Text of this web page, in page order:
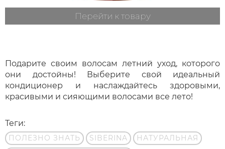
Перейти к товару
Подарите своим волосам летний уход, которого
они достойны! Выберите свой идеальный
кондиционер и наслаждайтесь здоровыми,
красивыми и сияющими волосами все лето!
Теги:
ПОЛЕЗНО ЗНАТЬ SIBERINA
НАТУРАЛЬНАЯ